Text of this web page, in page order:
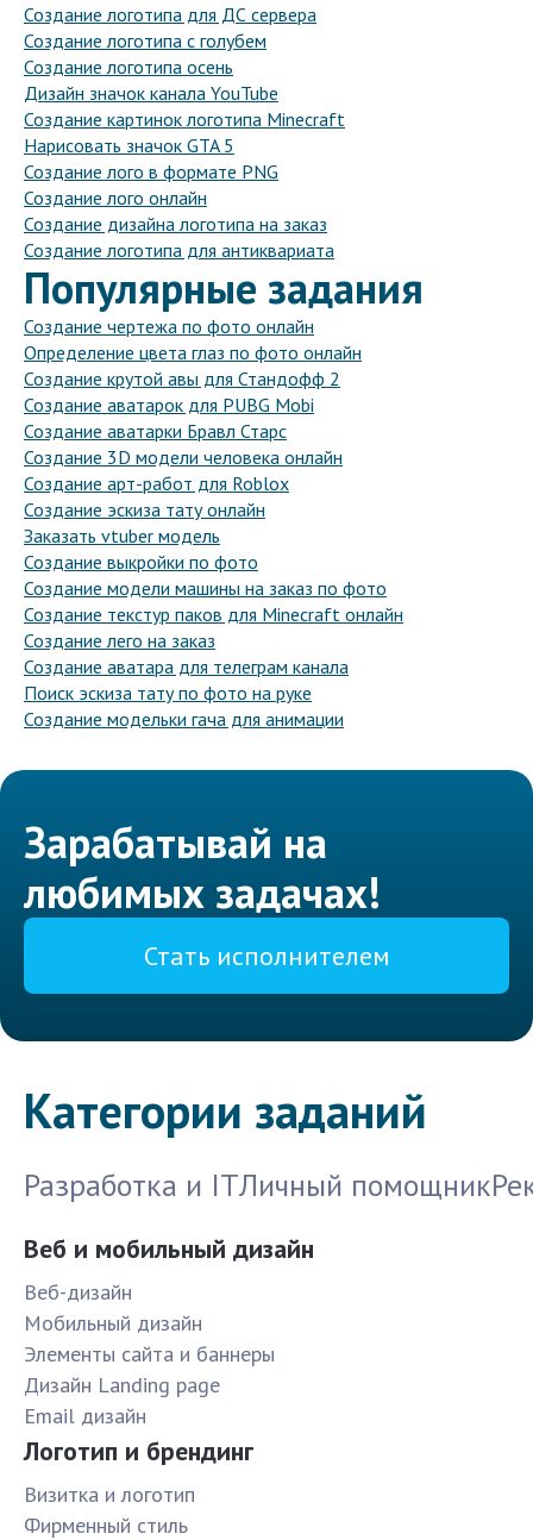
Создание логотипа для ДС сервера
Создание логотипа с голубем
Создание логотипа осень
Дизайн значок канала YouTube
Создание картинок логотипа Minecraft
Нарисовать значок GTA 5
Создание лого в формате PNG
Создание лого онлайн
Создание дизайна логотипа на заказ
Создание логотипа для антиквариата
Популярные задания
Создание чертежа по фото онлайн
Определение цвета глаз по фото онлайн
Создание крутой авы для Стандофф 2
Создание аватарок для PUBG Mobi
Создание аватарки Бравл Старс
Создание 3D модели человека онлайн
Создание арт-работ для Roblox
Создание эскиза тату онлайн
Заказать vtuber модель
Создание выкройки по фото
Создание модели машины на заказ по фото
Создание текстур паков для Minecraft онлайн
Создание лего на заказ
Создание аватара для телеграм канала
Поиск эскиза тату по фото на руке
Создание модельки гача для анимации
Зарабатывай на
любимых задачах!
Стать исполнителем
Категории заданий
Разработка и ITЛичный помощник
Веб и мобильный дизайн
Веб-дизайн
Мобильный дизайн
Элементы сайта и баннеры
Дизайн Landing page
Email дизайн
Логотип и брендинг
Визитка и логотип
Фирменный стиль